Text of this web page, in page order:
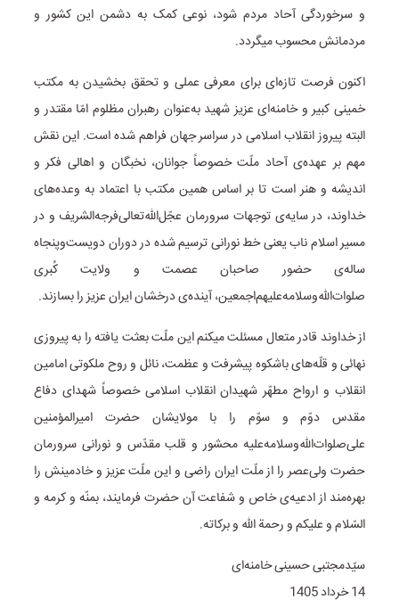
و سرخوردگی آحاد مردم شود، نوعی کمک به دشمن این کشور و
مردمانش محسوب میگردد.
اکنون فرصت تازه‌ای برای معرفی عملی و تحقق بخشیدن به مکتب
خمینی کبیر و خامنه‌ای عزیز شهید به‌عنوان رهبران مظلوم امّا مقتدر و
البته پیروز انقلاب اسلامی در سراسر جهان فراهم شده است. این نقش
مهم بر عهده‌ی آحاد ملّت خصوصاً جوانان، نخبگان و اهالی فکر و
اندیشه و هنر است تا بر اساس همین مکتب با اعتماد به وعده‌های
خداوند، در سایه‌ی توجهات سرورمان عجّل‌‌الله‌تعالی‌فرجه‌الشریف و در
مسیر اسلام ناب یعنی خط نورانی ترسیم شده در دوران دویست‌و‌پنجاه
ساله‌ی حضور صاحبان عصمت و ولایت کُبری
صلوات‌الله‌وسلامه‌علیهم‌اجمعین، آینده‌ی درخشان ایران عزیز را بسازند.
از خداوند قادر متعال مسئلت میکنم این ملّت بعثت یافته را به پیروزی
نهائی و قلّه‌های باشکوه پیشرفت و عظمت، نائل و روح ملکوتی امامین
انقلاب و ارواح مطهّر شهیدان انقلاب اسلامی خصوصاً شهدای دفاع
مقدس دوّم و سوّم را با مولایشان حضرت امیرالمؤمنین
علی‌صلوات‌الله‌وسلامه‌علیه محشور و قلب مقدّس و نورانی سرورمان
حضرت ولی‌عصر را از ملّت ایران راضی و این ملّت عزیز و خادمینش را
بهره‌مند از ادعیه‌ی خاص و شفاعت آن حضرت فرمایند، بمنّه و کرمه و
السّلام و علیکم و رحمة الله و برکاته.
سیّدمجتبی حسینی خامنه‌ای
14 خرداد 1405